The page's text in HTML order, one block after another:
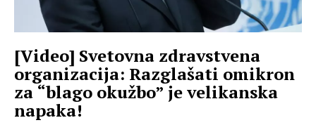
[Video] Svetovna zdravstvena
organizacija: Razglašati omikron
za “blago okužbo” je velikanska
napaka!